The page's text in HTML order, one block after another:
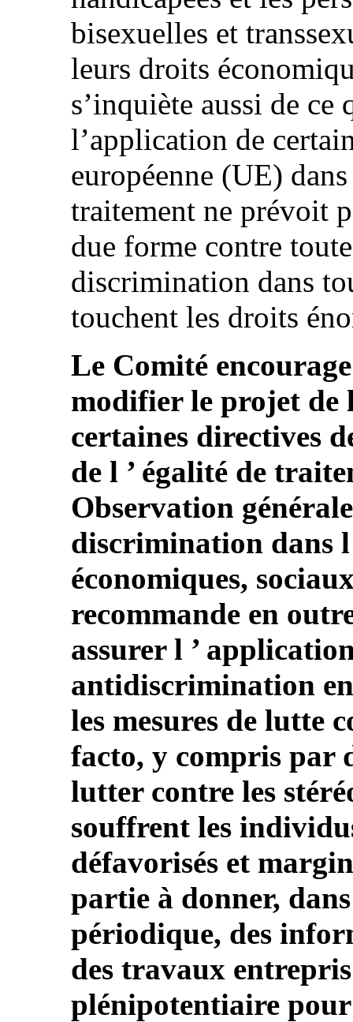
bisexuelles et
leurs droits
s’inquiète aussi de
l’application de
européenne (UE)
traitement ne prévoit
due forme contre
discrimination dans
touchent les droits
Le Comité
modifier le projet de
certaines directives
de l ’ égalité de
Observation
discrimination dans l
économiques,
recommande en
assurer l ’
antidiscrimination
les mesures de lutte
facto, y compris par
lutter contre les
souffrent les
défavorisés et
partie à donner,
périodique, des
des travaux
plénipotentiaire